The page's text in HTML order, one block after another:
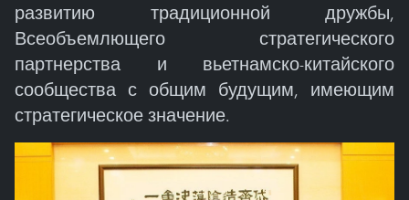
развитию традиционной дружбы,
Всеобъемлющего стратегического
партнерства и вьетнамско-китайского
сообщества с общим будущим, имеющим
стратегическое значение.